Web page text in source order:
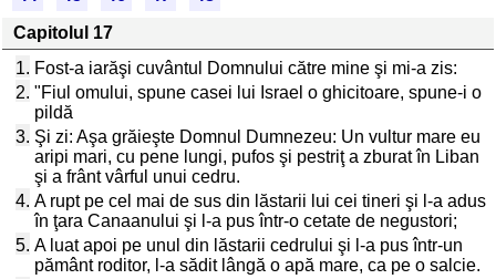
Capitolul 17
1. Fost-a iarăşi cuvântul Domnului către mine şi mi-a zis:
2. "Fiul omului, spune casei lui Israel o ghicitoare, spune-i o
pildă
3. Şi zi: Aşa grăieşte Domnul Dumnezeu: Un vultur mare eu
aripi mari, cu pene lungi, pufos şi pestriţ a zburat în Liban
şi a frânt vârful unui cedru.
4. A rupt pe cel mai de sus din lăstarii lui cei tineri şi l-a adus
în ţara Canaanului şi l-a pus într-o cetate de negustori;
5. A luat apoi pe unul din lăstarii cedrului şi l-a pus într-un
pământ roditor, l-a sădit lângă o apă mare, ca pe o salcie.